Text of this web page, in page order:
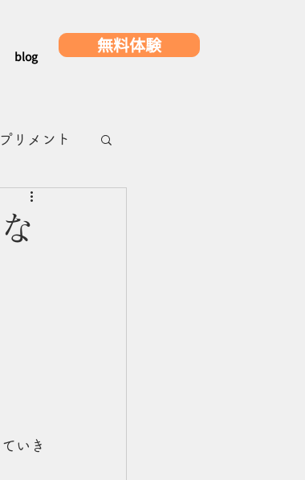
blog 無料体験
リメント
町グルメ
いき